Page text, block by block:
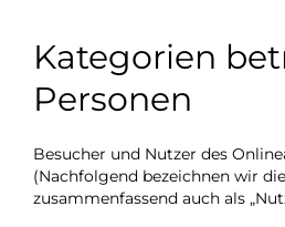
Kategorien
Personen
Besucher und Nutzer des
(Nachfolgend bezeichnen wir
zusammenfassend auch als